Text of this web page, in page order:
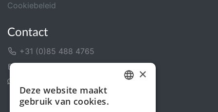
Cookiebeleid
Contact
+31 (0)85 488 4765
×
Deze website maakt
gebruik van cookies.